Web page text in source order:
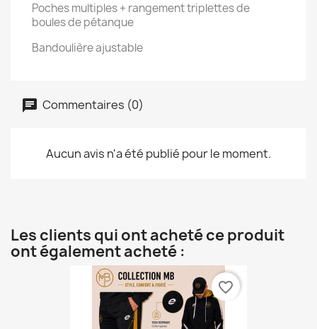
Poches multiples + rangement triplettes de
boules de pétanque
Bandoulière ajustable
Commentaires (0)
Aucun avis n'a été publié pour le moment.
Les clients qui ont acheté ce produit
ont également acheté :
favorite_border